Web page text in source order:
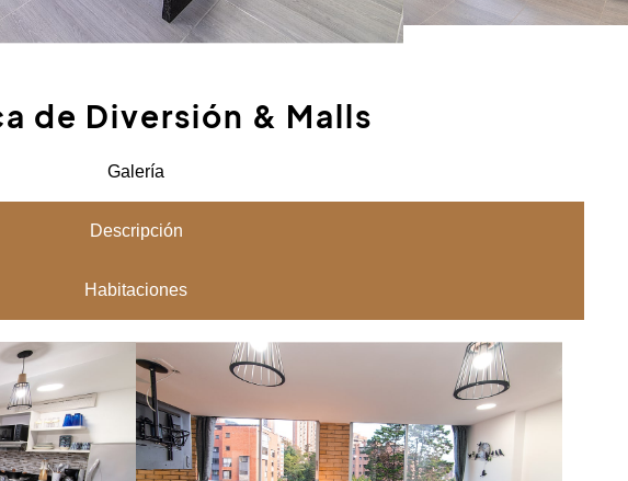
de Diversión & Malls
Galería
Descripción
Habitaciones